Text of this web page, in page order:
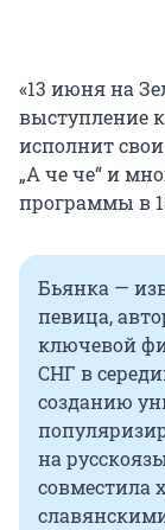
«13 июня на
выступление
исполнит
„А че че“ и
программы в
Бьянка —
певица,
ключевой
СНГ в
созданию
на
совместила